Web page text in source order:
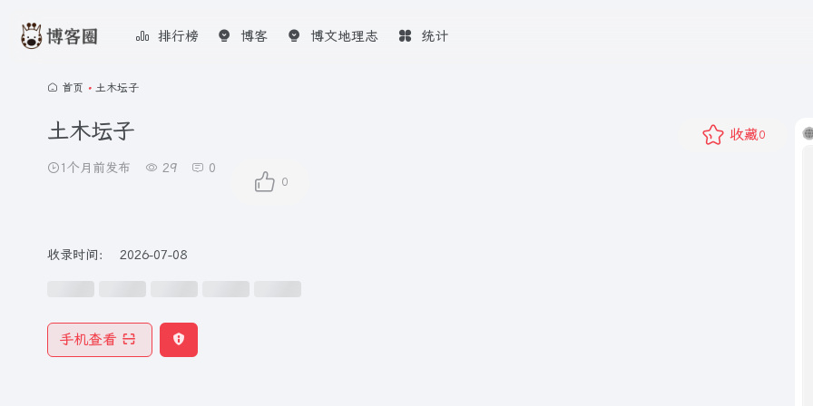
排行榜 博客 博文地理志 统计
首页 • 土木坛子
土木坛子
1个月前发布 29 0
0
收藏0
收录时间： 2026-07-08
手机查看